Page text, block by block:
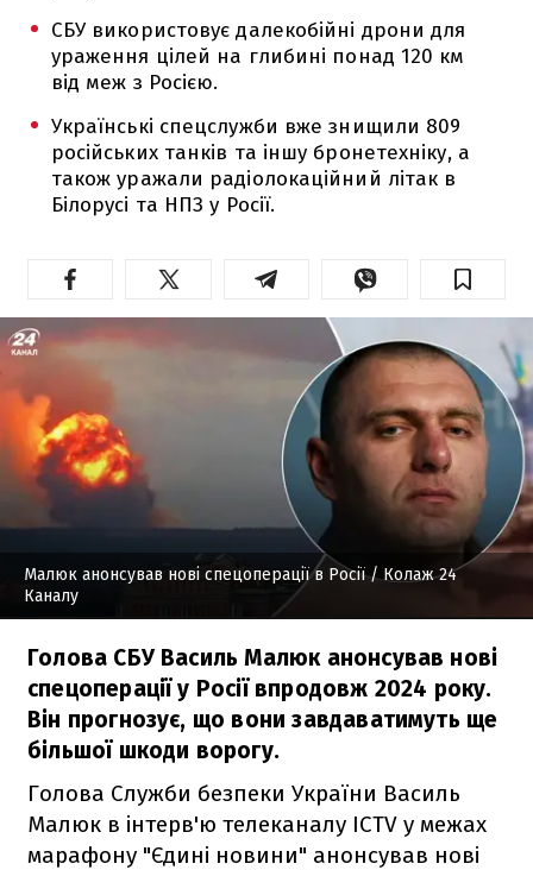
СБУ використовує далекобійні дрони для
ураження цілей на глибині понад 120 км
від меж з Росією.
Українські спецслужби вже знищили 809
російських танків та іншу бронетехніку, а
також уражали радіолокаційний літак в
Білорусі та НПЗ у Росії.
Малюк анонсував нові спецоперації в Росії/ Колаж 24
Каналу
Голова СБУ Василь Малюк анонсував нові
спецоперації у Росії впродовж 2024 року.
Він прогнозує, що вони завдаватимуть ще
більшої шкоди ворогу.
Голова Служби безпеки України Василь
Малюк в інтерв'ю телеканалу ICTV у межах
марафону "Єдині новини" анонсував нові